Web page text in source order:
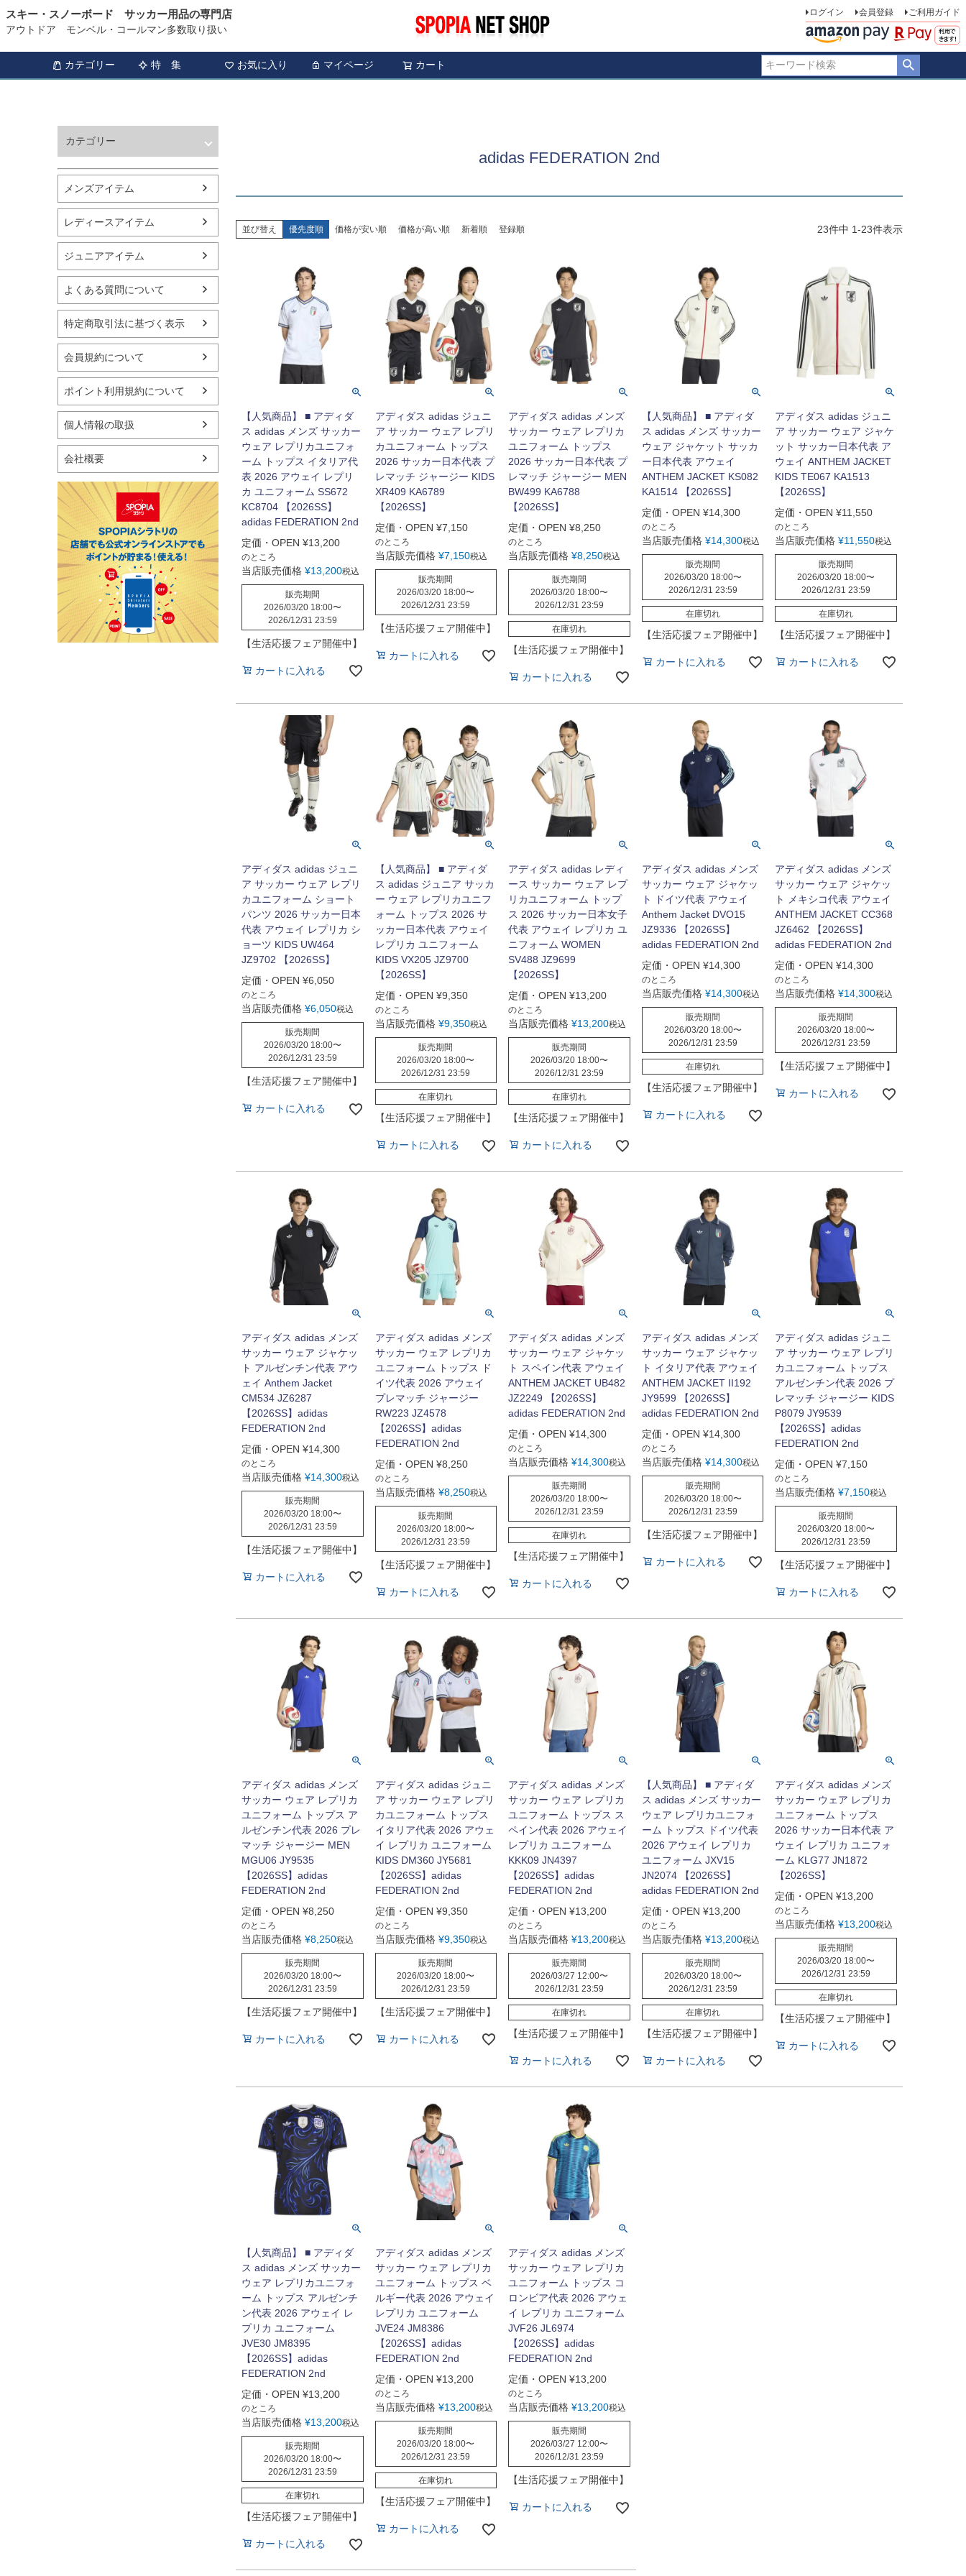
スキー・スノーボード サッカー用品の専門店
アウトドア モンベル・コールマン多数取り扱い
ログイン 会員登録 ご利用ガイド
カテゴリー 特 集 お気に入り マイページ カート
HOME 特集 adidas FEDERATION 2nd
カテゴリー
バスケットボール
シューズ
ランニング用品
スポーツアパレル
テニス
バレーボール
フィットネス用品
スイミング用品
マリン
スケートボード
野球・ソフトボール
ゴルフ
卓球用品
バッグ・サングラス
ハンドボール用品
ラグビー用品
グランドゴルフ
メンズアイテム
レディースアイテム
ジュニアアイテム
よくある質問について
特定商取引法に基づく表示
会員規約について
ポイント利用規約について
個人情報の取扱
会社概要
adidas FEDERATION 2nd
並び替え 優先度順 価格が安い順 価格が高い順 新着順 登録順 23件中 1-23件表示
【人気商品】 ■ アディダ
ス adidas メンズ サッカー
ウェア レプリカユニフォ
ーム トップス イタリア代
表 2026 アウェイ レプリ
カ ユニフォーム SS672
KC8704 【2026SS】
adidas FEDERATION 2nd
定価・OPEN ¥13,200
のところ
当店販売価格 ¥13,200税込
販売期間
2026/03/20 18:00〜
2026/12/31 23:59
【生活応援フェア開催中】
カートに入れる
アディダス adidas ジュニ
ア サッカー ウェア レプリ
カユニフォーム トップス
2026 サッカー日本代表 プ
レマッチ ジャージー KIDS
XR409 KA6789
【2026SS】
定価・OPEN ¥7,150
のところ
当店販売価格 ¥7,150税込
販売期間
2026/03/20 18:00〜
2026/12/31 23:59
【生活応援フェア開催中】
カートに入れる
アディダス adidas メンズ
サッカー ウェア レプリカ
ユニフォーム トップス
2026 サッカー日本代表 プ
レマッチ ジャージー MEN
BW499 KA6788
【2026SS】
定価・OPEN ¥8,250
のところ
当店販売価格 ¥8,250税込
販売期間
2026/03/20 18:00〜
2026/12/31 23:59
在庫切れ
【生活応援フェア開催中】
カートに入れる
【人気商品】 ■ アディダ
ス adidas メンズ サッカー
ウェア ジャケット サッカ
ー日本代表 アウェイ
ANTHEM JACKET KS082
KA1514 【2026SS】
定価・OPEN ¥14,300
のところ
当店販売価格 ¥14,300税込
販売期間
2026/03/20 18:00〜
2026/12/31 23:59
在庫切れ
【生活応援フェア開催中】
カートに入れる
アディダス adidas ジュニ
ア サッカー ウェア ジャケ
ット サッカー日本代表 ア
ウェイ ANTHEM JACKET
KIDS TE067 KA1513
【2026SS】
定価・OPEN ¥11,550
のところ
当店販売価格 ¥11,550税込
販売期間
2026/03/20 18:00〜
2026/12/31 23:59
在庫切れ
【生活応援フェア開催中】
カートに入れる
アディダス adidas ジュニ
ア サッカー ウェア レプリ
カユニフォーム ショート
パンツ 2026 サッカー日本
代表 アウェイ レプリカ シ
ョーツ KIDS UW464
JZ9702 【2026SS】
定価・OPEN ¥6,050
のところ
当店販売価格 ¥6,050税込
販売期間
2026/03/20 18:00〜
2026/12/31 23:59
【生活応援フェア開催中】
カートに入れる
【人気商品】 ■ アディダ
ス adidas ジュニア サッカ
ー ウェア レプリカユニフ
ォーム トップス 2026 サ
ッカー日本代表 アウェイ
レプリカ ユニフォーム
KIDS VX205 JZ9700
【2026SS】
定価・OPEN ¥9,350
のところ
当店販売価格 ¥9,350税込
販売期間
2026/03/20 18:00〜
2026/12/31 23:59
在庫切れ
【生活応援フェア開催中】
カートに入れる
アディダス adidas レディ
ース サッカー ウェア レプ
リカユニフォーム トップ
ス 2026 サッカー日本女子
代表 アウェイ レプリカ ユ
ニフォーム WOMEN
SV488 JZ9699
【2026SS】
定価・OPEN ¥13,200
のところ
当店販売価格 ¥13,200税込
販売期間
2026/03/20 18:00〜
2026/12/31 23:59
在庫切れ
【生活応援フェア開催中】
カートに入れる
アディダス adidas メンズ
サッカー ウェア ジャケッ
ト ドイツ代表 アウェイ
Anthem Jacket DVO15
JZ9336 【2026SS】
adidas FEDERATION 2nd
定価・OPEN ¥14,300
のところ
当店販売価格 ¥14,300税込
販売期間
2026/03/20 18:00〜
2026/12/31 23:59
在庫切れ
【生活応援フェア開催中】
カートに入れる
アディダス adidas メンズ
サッカー ウェア ジャケッ
ト メキシコ代表 アウェイ
ANTHEM JACKET CC368
JZ6462 【2026SS】
adidas FEDERATION 2nd
定価・OPEN ¥14,300
のところ
当店販売価格 ¥14,300税込
販売期間
2026/03/20 18:00〜
2026/12/31 23:59
【生活応援フェア開催中】
カートに入れる
アディダス adidas メンズ
サッカー ウェア ジャケッ
ト アルゼンチン代表 アウ
ェイ Anthem Jacket
CM534 JZ6287
【2026SS】adidas
FEDERATION 2nd
定価・OPEN ¥14,300
のところ
当店販売価格 ¥14,300税込
販売期間
2026/03/20 18:00〜
2026/12/31 23:59
【生活応援フェア開催中】
カートに入れる
アディダス adidas メンズ
サッカー ウェア レプリカ
ユニフォーム トップス ド
イツ代表 2026 アウェイ
プレマッチ ジャージー
RW223 JZ4578
【2026SS】adidas
FEDERATION 2nd
定価・OPEN ¥8,250
のところ
当店販売価格 ¥8,250税込
販売期間
2026/03/20 18:00〜
2026/12/31 23:59
【生活応援フェア開催中】
カートに入れる
アディダス adidas メンズ
サッカー ウェア ジャケッ
ト スペイン代表 アウェイ
ANTHEM JACKET UB482
JZ2249 【2026SS】
adidas FEDERATION 2nd
定価・OPEN ¥14,300
のところ
当店販売価格 ¥14,300税込
販売期間
2026/03/20 18:00〜
2026/12/31 23:59
在庫切れ
【生活応援フェア開催中】
カートに入れる
アディダス adidas メンズ
サッカー ウェア ジャケッ
ト イタリア代表 アウェイ
ANTHEM JACKET II192
JY9599 【2026SS】
adidas FEDERATION 2nd
定価・OPEN ¥14,300
のところ
当店販売価格 ¥14,300税込
販売期間
2026/03/20 18:00〜
2026/12/31 23:59
【生活応援フェア開催中】
カートに入れる
アディダス adidas ジュニ
ア サッカー ウェア レプリ
カユニフォーム トップス
アルゼンチン代表 2026 プ
レマッチ ジャージー KIDS
P8079 JY9539
【2026SS】adidas
FEDERATION 2nd
定価・OPEN ¥7,150
のところ
当店販売価格 ¥7,150税込
販売期間
2026/03/20 18:00〜
2026/12/31 23:59
【生活応援フェア開催中】
カートに入れる
アディダス adidas メンズ
サッカー ウェア レプリカ
ユニフォーム トップス ア
ルゼンチン代表 2026 プレ
マッチ ジャージー MEN
MGU06 JY9535
【2026SS】adidas
FEDERATION 2nd
定価・OPEN ¥8,250
のところ
当店販売価格 ¥8,250税込
販売期間
2026/03/20 18:00〜
2026/12/31 23:59
【生活応援フェア開催中】
カートに入れる
アディダス adidas ジュニ
ア サッカー ウェア レプリ
カユニフォーム トップス
イタリア代表 2026 アウェ
イ レプリカ ユニフォーム
KIDS DM360 JY5681
【2026SS】adidas
FEDERATION 2nd
定価・OPEN ¥9,350
のところ
当店販売価格 ¥9,350税込
販売期間
2026/03/20 18:00〜
2026/12/31 23:59
【生活応援フェア開催中】
カートに入れる
アディダス adidas メンズ
サッカー ウェア レプリカ
ユニフォーム トップス ス
ペイン代表 2026 アウェイ
レプリカ ユニフォーム
KKK09 JN4397
【2026SS】adidas
FEDERATION 2nd
定価・OPEN ¥13,200
のところ
当店販売価格 ¥13,200税込
販売期間
2026/03/27 12:00〜
2026/12/31 23:59
在庫切れ
【生活応援フェア開催中】
カートに入れる
【人気商品】 ■ アディダ
ス adidas メンズ サッカー
ウェア レプリカユニフォ
ーム トップス ドイツ代表
2026 アウェイ レプリカ
ユニフォーム JXV15
JN2074 【2026SS】
adidas FEDERATION 2nd
定価・OPEN ¥13,200
のところ
当店販売価格 ¥13,200税込
販売期間
2026/03/20 18:00〜
2026/12/31 23:59
在庫切れ
【生活応援フェア開催中】
カートに入れる
アディダス adidas メンズ
サッカー ウェア レプリカ
ユニフォーム トップス
2026 サッカー日本代表 ア
ウェイ レプリカ ユニフォ
ーム KLG77 JN1872
【2026SS】
定価・OPEN ¥13,200
のところ
当店販売価格 ¥13,200税込
販売期間
2026/03/20 18:00〜
2026/12/31 23:59
在庫切れ
【生活応援フェア開催中】
カートに入れる
【人気商品】 ■ アディダ
ス adidas メンズ サッカー
ウェア レプリカユニフォ
ーム トップス アルゼンチ
ン代表 2026 アウェイ レ
プリカ ユニフォーム
JVE30 JM8395
【2026SS】adidas
FEDERATION 2nd
定価・OPEN ¥13,200
のところ
当店販売価格 ¥13,200税込
販売期間
2026/03/20 18:00〜
2026/12/31 23:59
在庫切れ
【生活応援フェア開催中】
カートに入れる
アディダス adidas メンズ
サッカー ウェア レプリカ
ユニフォーム トップス ベ
ルギー代表 2026 アウェイ
レプリカ ユニフォーム
JVE24 JM8386
【2026SS】adidas
FEDERATION 2nd
定価・OPEN ¥13,200
のところ
当店販売価格 ¥13,200税込
販売期間
2026/03/20 18:00〜
2026/12/31 23:59
在庫切れ
【生活応援フェア開催中】
カートに入れる
アディダス adidas メンズ
サッカー ウェア レプリカ
ユニフォーム トップス コ
ロンビア代表 2026 アウェ
イ レプリカ ユニフォーム
JVF26 JL6974
【2026SS】adidas
FEDERATION 2nd
定価・OPEN ¥13,200
のところ
当店販売価格 ¥13,200税込
販売期間
2026/03/27 12:00〜
2026/12/31 23:59
【生活応援フェア開催中】
カートに入れる